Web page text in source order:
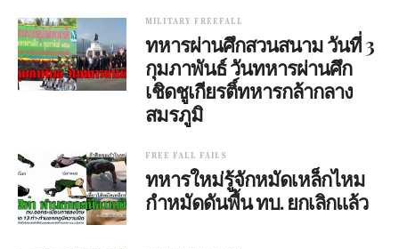
MILITARY FREEFALL
ทหารผ่านศึกสวนสนาม วันที่ 3
กุมภาพันธ์ วันทหารผ่านศึก
เชิดชูเกียรติ์ทหารกล้ากลาง
สมรภูมิ
FREE FALL FAILS
ทหารใหม่รู้จักหมัดเหล็กไหม
กำหมัดดันพื้น ทบ. ยกเลิกแล้ว